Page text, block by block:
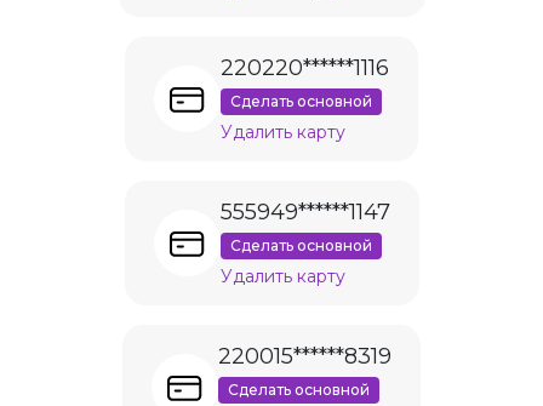
220220******1116
Сделать основной
Удалить карту
555949******1147
Сделать основной
Удалить карту
220015******8319
Сделать основной